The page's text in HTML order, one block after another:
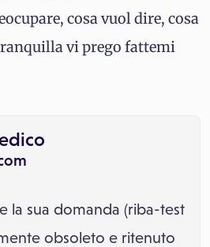
cosa vuol dire, cosa
vi prego fattemi
la sua domanda (riba-test
obsoleto e ritenuto